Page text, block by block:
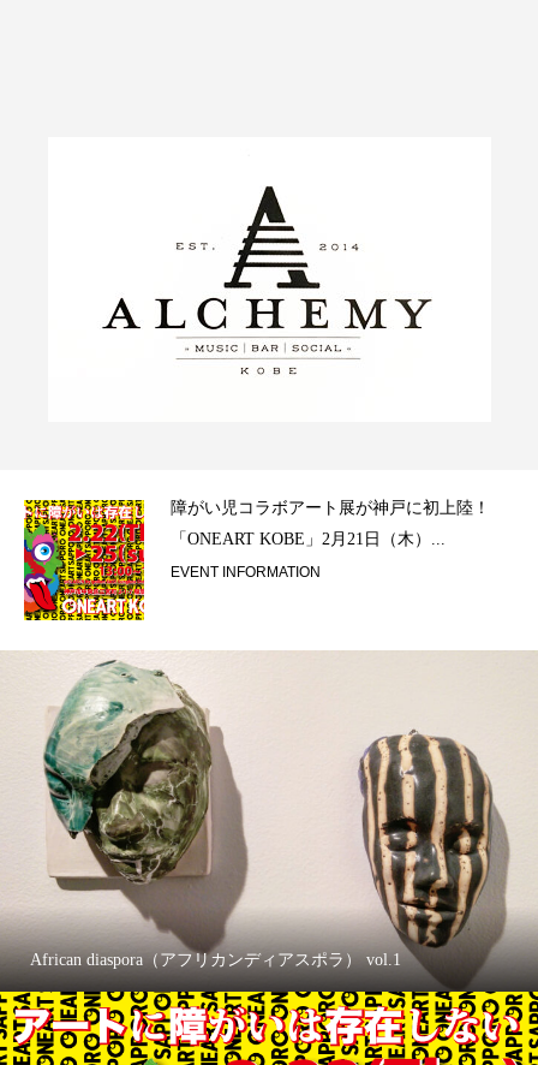
障がい児コラボアート展が神戸に初上陸！
「ONEART KOBE」2月21日（木）...
EVENT INFORMATION
African diaspora（アフリカンディアスポラ） vol.1